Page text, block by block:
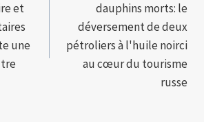
et
une
dauphins morts: le
déversement de deux
pétroliers à l'huile noirci
au cœur du tourisme
russe